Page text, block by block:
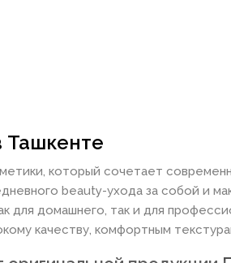
Ташкенте
который сочетает
beauty-ухода за собой и
для домашнего, так и для
качеству, комфортным